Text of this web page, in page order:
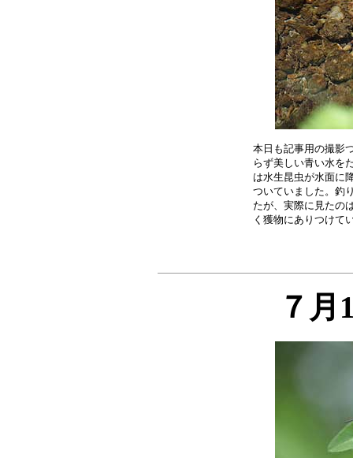
本日も記事用の撮影
らず美しい青い水を
は水生昆虫が水面に
ついていました。釣
たが、実際に見たの
７月